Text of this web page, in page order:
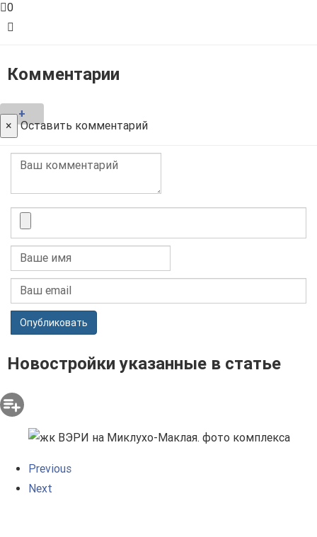
0
Комментарии
+
× Оставить комментарий
Опубликовать
Новостройки указанные в статье
Previous
Next